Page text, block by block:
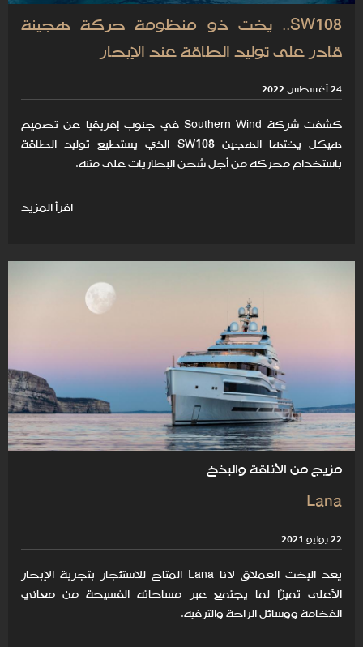
SW108.. يخت ذو منظومة حركة هجينة
قادر على توليد الطاقة عند الإبحار
24 أغسطس 2022
كشفت شركة Southern Wind في جنوب إفريقيا عن تصميم
هيكل يختها الهجين SW108 الذي يستطيع توليد الطاقة
باستخدام محركه من أجل شحن البطاريات على متنه.
اقرأ المزيد
مزيج من الأناقة والبذخ
Lana
22 يوليو 2021
يعد اليخت العملاق لانا Lana المتاح للاستئجار بتجربة الإبحار
الأعلى تميزًا لما يجتمع عبر مساحاته الفسيحة من معاني
الفخامة ووسائل الراحة والترفيه.